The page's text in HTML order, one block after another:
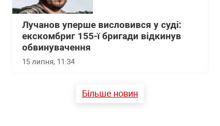
Лучанов уперше висловився у суді:
екскомбриг 155-ї бригади відкинув
обвинувачення
15 липня, 11:34
Більше новин